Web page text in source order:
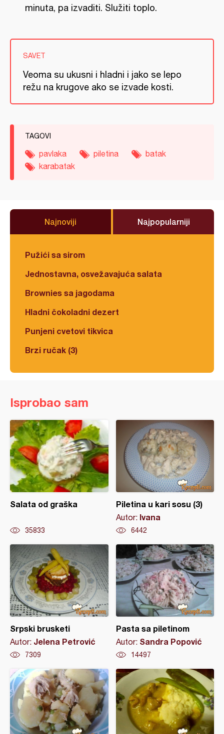
minuta, pa izvaditi. Služiti toplo.
SAVET
Veoma su ukusni i hladni i jako se lepo
režu na krugove ako se izvade kosti.
TAGOVI
pavlaka piletina
batak
karabatak
Najnoviji Najpopularniji
Pužići sa sirom
Jednostavna, osvežavajuća salata
Brownies sa jagodama
Hladni čokoladni dezert
Punjeni cvetovi tikvica
Brzi ručak (3)
Isprobao sam
Salata od graška
35833
Piletina u kari sosu (3)
Autor: Ivana
6442
Srpski brusketi
Autor: Jelena Petrović
7309
Pasta sa piletinom
Autor: Sandra Popović
14497